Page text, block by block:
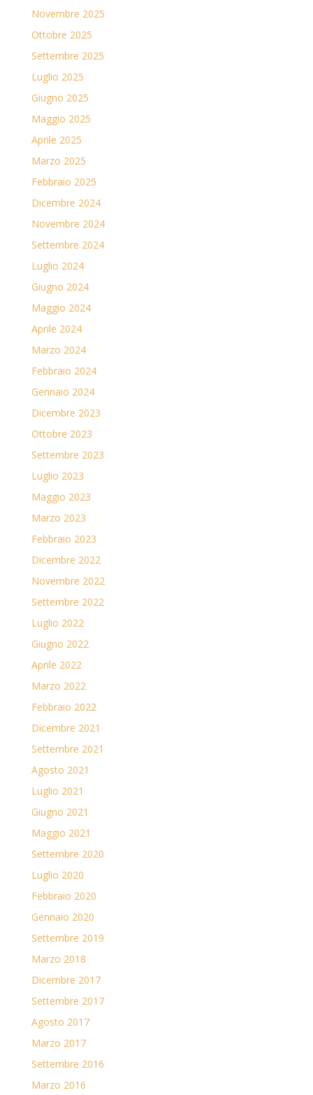
Novembre 2025
Ottobre 2025
Settembre 2025
Luglio 2025
Giugno 2025
Maggio 2025
Aprile 2025
Marzo 2025
Febbraio 2025
Dicembre 2024
Novembre 2024
Settembre 2024
Luglio 2024
Giugno 2024
Maggio 2024
Aprile 2024
Marzo 2024
Febbraio 2024
Gennaio 2024
Dicembre 2023
Ottobre 2023
Settembre 2023
Luglio 2023
Maggio 2023
Marzo 2023
Febbraio 2023
Dicembre 2022
Novembre 2022
Settembre 2022
Luglio 2022
Giugno 2022
Aprile 2022
Marzo 2022
Febbraio 2022
Dicembre 2021
Settembre 2021
Agosto 2021
Luglio 2021
Giugno 2021
Maggio 2021
Settembre 2020
Luglio 2020
Febbraio 2020
Gennaio 2020
Settembre 2019
Marzo 2018
Dicembre 2017
Settembre 2017
Agosto 2017
Marzo 2017
Settembre 2016
Marzo 2016